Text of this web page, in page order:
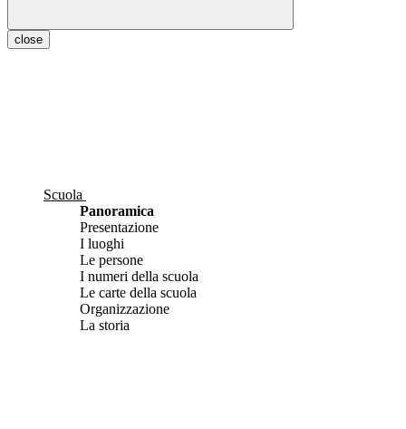
close
Scuola
Panoramica
Presentazione
I luoghi
Le persone
I numeri della scuola
Le carte della scuola
Organizzazione
La storia